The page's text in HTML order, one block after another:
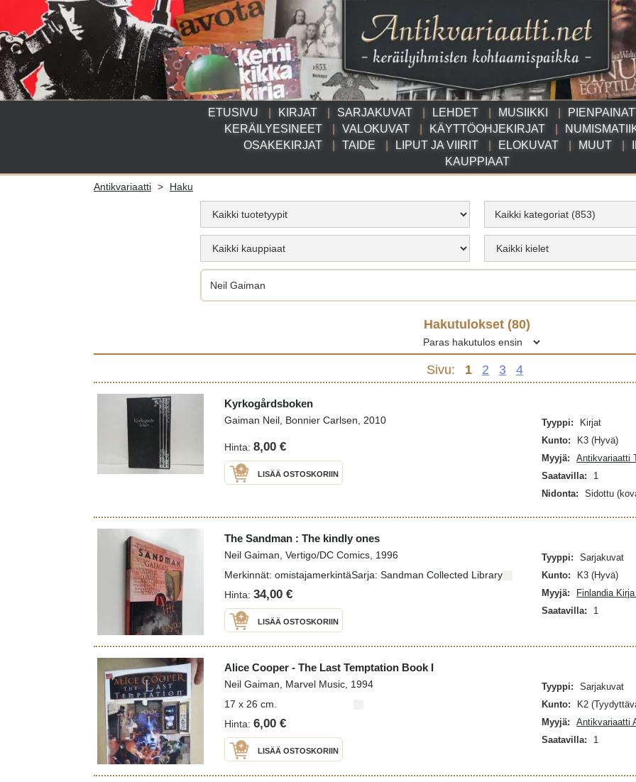
ETUSIVU KIRJAT SARJAKUVAT LEHDET MUSIIKKI
KERÄILYESINEET
VALOKUVAT KÄYTTÖOHJEKIRJAT
OSAKEKIRJAT
TAIDE LIPUT JA VIIRIT ELOKUVAT MUUT
KAUPPIAAT
Antikvariaatti > Haku
Kaikki kategoriat (853)
Hakutulokset (80)
Sivu: 1 2 3 4
Kyrkogårdsboken
Gaiman Neil, Bonnier Carlsen, 2010
Hinta: 8,00 €
LISÄÄ OSTOSKORIIN
Tyyppi:
Kirjat
Kunto:
K3 (Hyvä)
Myyjä:
Antikvariaatti
Saatavilla:
1
Nidonta:
Sidottu
The Sandman : The kindly ones
Neil Gaiman, Vertigo/DC Comics, 1996
Merkinnät: omistajamerkintäSarja: Sandman Collected Library
Hinta: 34,00 €
LISÄÄ OSTOSKORIIN
Tyyppi:
Sarjakuvat
Kunto:
K3 (Hyvä)
Myyjä:
Finlandia
Saatavilla:
1
Alice Cooper - The Last Temptation Book I
Neil Gaiman, Marvel Music, 1994
17 x 26 cm.
Hinta: 6,00 €
LISÄÄ OSTOSKORIIN
Tyyppi:
Sarjakuvat
Kunto:
K2
Myyjä:
Antikvariaatti
Saatavilla:
1